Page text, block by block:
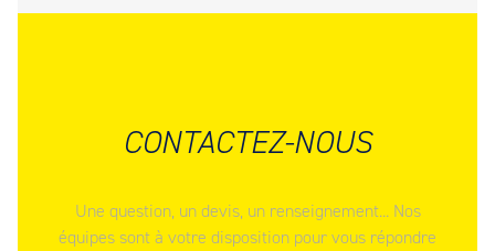
CONTACTEZ-NOUS
Une question, un devis, un renseignement... Nos
équipes sont à votre disposition pour vous répondre